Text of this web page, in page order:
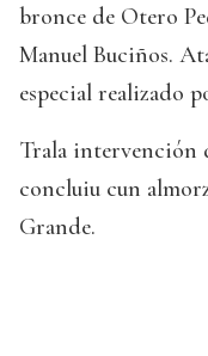
bronce de Otero
Manuel Buciños.
especial realizado
Trala intervención
concluiu cun
Grande.